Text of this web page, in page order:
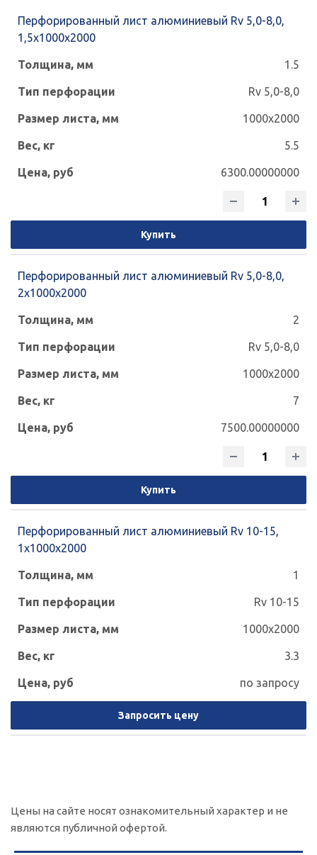
Перфорированный лист алюминиевый Rv 5,0-8,0,
1,5х1000х2000
1.5
Rv 5,0-8,0
1000x2000
5.5
6300.00000000
Купить
Перфорированный лист алюминиевый Rv 5,0-8,0,
2х1000х2000
2
Rv 5,0-8,0
1000x2000
7
7500.00000000
Купить
Перфорированный лист алюминиевый Rv 10-15,
1х1000х2000
1
Rv 10-15
1000x2000
3.3
по запросу
Запросить цену
Цены на сайте носят ознакомительный характер и не
являются публичной офертой.